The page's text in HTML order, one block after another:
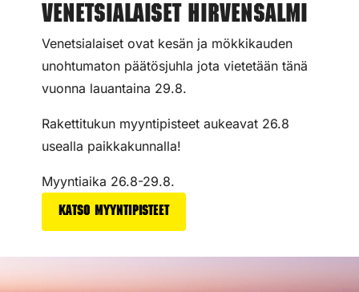
Venetsialaiset Hirvensalmi
Venetsialaiset ovat kesän ja mökkikauden
unohtumaton päätösjuhla jota vietetään tänä
vuonna lauantaina 29.8.
Rakettitukun myyntipisteet aukeavat 26.8
usealla paikkakunnalla!
Myyntiaika 26.8-29.8.
Katso myyntipisteet